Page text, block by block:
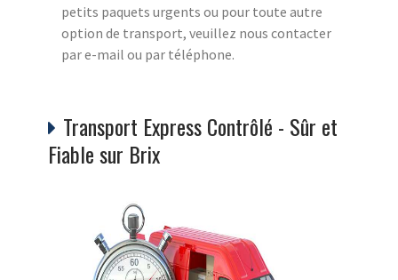
petits paquets urgents ou pour toute autre
option de transport, veuillez nous contacter
par e-mail ou par téléphone.
Transport Express Contrôlé - Sûr et
Fiable sur Brix